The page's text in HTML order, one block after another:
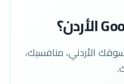
خاص بسوقك الأردني، منافسيك،